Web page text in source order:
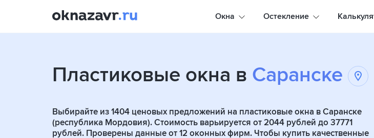
Окна Остекление
Пластиковые окна в Саранске
Выбирайте из1404 ценовых предложений на пластиковые окна в Саранске
(республика Мордовия). Стоимость варьируется от 2044 рублей до 37771
рублей. Проверены данные от12 оконных фирм. Чтобы купить качественные